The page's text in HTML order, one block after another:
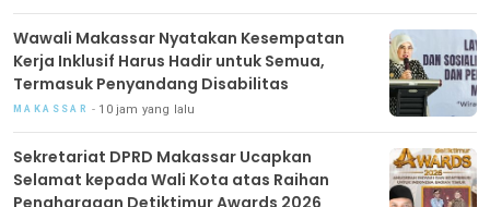
Wawali Makassar Nyatakan Kesempatan
Kerja Inklusif Harus Hadir untuk Semua,
Termasuk Penyandang Disabilitas
MAKASSAR 10 jam yang lalu
Sekretariat DPRD Makassar Ucapkan
Selamat kepada Wali Kota atas Raihan